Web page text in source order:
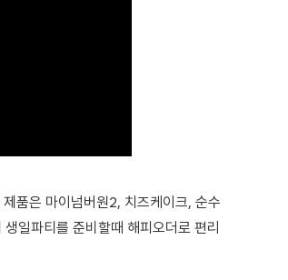
품은 마이넘버원2, 치즈케이크, 순수
일파티를 준비할때 해피오더로 편리